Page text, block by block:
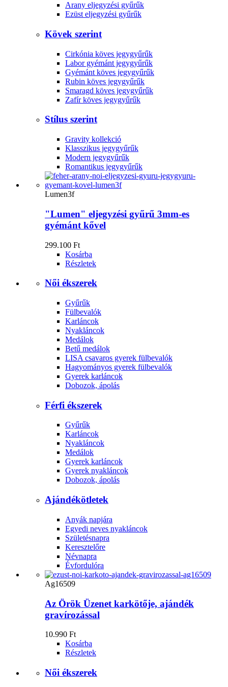
Arany eljegyzési gyűrűk
Ezüst eljegyzési gyűrűk
Kövek szerint
Cirkónia köves jegygyűrűk
Labor gyémánt jegygyűrűk
Gyémánt köves jegygyűrűk
Rubin köves jegygyűrűk
Smaragd köves jegygyűrűk
Zafír köves jegygyűrűk
Stílus szerint
Gravity kollekció
Klasszikus jegygyűrűk
Modern jegygyűrűk
Romantikus jegygyűrűk
Lumen3f
"Lumen" eljegyzési gyűrű 3mm-es
gyémánt kővel
299.100 Ft
Kosárba
Részletek
Női ékszerek
Gyűrűk
Fülbevalók
Karláncok
Nyakláncok
Medálok
Betű medálok
LISA csavaros gyerek fülbevalók
Hagyományos gyerek fülbevalók
Gyerek karláncok
Dobozok, ápolás
Férfi ékszerek
Gyűrűk
Karláncok
Nyakláncok
Medálok
Gyerek karláncok
Gyerek nyakláncok
Dobozok, ápolás
Ajándékötletek
Anyák napjára
Egyedi neves nyakláncok
Születésnapra
Keresztelőre
Névnapra
Évfordulóra
Ag16509
Az Örök Üzenet karkötője, ajándék
gravírozással
10.990 Ft
Kosárba
Részletek
Női ékszerek